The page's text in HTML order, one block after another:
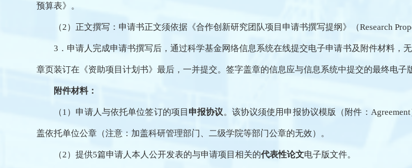
预算表》。
（2）正文撰写：申请书正文须依据《合作创新研究团队项目申请书撰写提纲》（Research
3．申请人完成申请书撰写后，通过科学基金网络信息系统在线提交电子申请书及附件材料，
章页装订在《资助项目计划书》最后，一并提交。签字盖章的信息应与信息系统中提交的最终电子
附件材料：
（1）申请人与依托单位签订的项目 申报协议。该协议须使用申报协议模版（附件：
盖依托单位公章（注意：加盖科研管理部门、二级学院等部门公章的无效）。
（2）提供5篇申请人本人公开发表的与申请项目相关的代表性论文电子版文件。